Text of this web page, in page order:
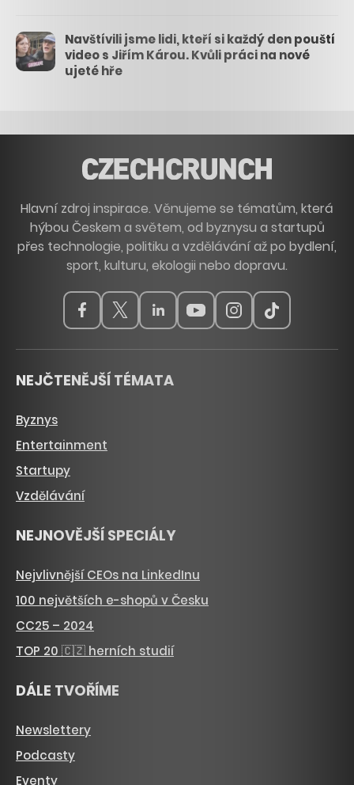
Navštívili jsme lidi, kteří si každý den pouští
video s Jiřím Károu. Kvůli práci na nové
ujeté hře
Hlavní zdroj inspirace. Věnujeme se tématům, která
hýbou Českem a světem, od byznysu a startupů
přes technologie, politiku a vzdělávání až po bydlení,
sport, kulturu, ekologii nebo dopravu.
NEJČTENĚJŠÍ TÉMATA
Byznys
Entertainment
Startupy
Vzdělávání
NEJNOVĚJŠÍ SPECIÁLY
Nejvlivnější CEOs na LinkedInu
100 největších e-shopů v Česku
CC25 – 2024
TOP 20 🇨🇿 herních studií
DÁLE TVOŘÍME
Newslettery
Podcasty
Eventy